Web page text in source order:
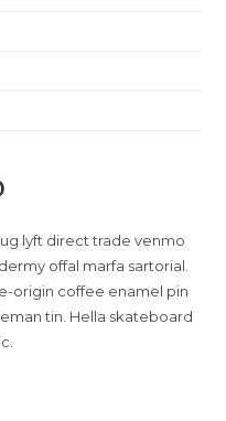
lyft direct trade venmo
offal marfa sartorial.
origin coffee enamel pin
tin. Hella skateboard